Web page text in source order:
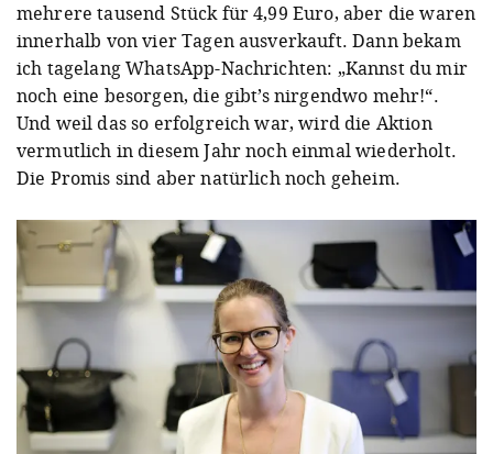
mehrere tausend Stück für 4,99 Euro, aber die waren
innerhalb von vier Tagen ausverkauft. Dann bekam
ich tagelang WhatsApp-Nachrichten: „Kannst du mir
noch eine besorgen, die gibt’s nirgendwo mehr!“.
Und weil das so erfolgreich war, wird die Aktion
vermutlich in diesem Jahr noch einmal wiederholt.
Die Promis sind aber natürlich noch geheim.